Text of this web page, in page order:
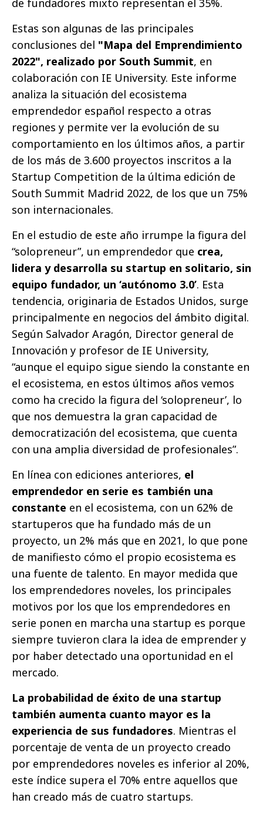
de fundadores mixto representan el 35%.
Estas son algunas de las principales
conclusiones del "Mapa del Emprendimiento
2022", realizado por South Summit, en
colaboración con IE University. Este informe
analiza la situación del ecosistema
emprendedor español respecto a otras
regiones y permite ver la evolución de su
comportamiento en los últimos años, a partir
de los más de 3.600 proyectos inscritos a la
Startup Competition de la última edición de
South Summit Madrid 2022, de los que un 75%
son internacionales.
En el estudio de este año irrumpe la figura del
“solopreneur”, un emprendedor que crea,
lidera y desarrolla su startup en solitario, sin
equipo fundador, un ‘autónomo 3.0’. Esta
tendencia, originaria de Estados Unidos, surge
principalmente en negocios del ámbito digital.
Según Salvador Aragón, Director general de
Innovación y profesor de IE University,
“aunque el equipo sigue siendo la constante en
el ecosistema, en estos últimos años vemos
como ha crecido la figura del ‘solopreneur’, lo
que nos demuestra la gran capacidad de
democratización del ecosistema, que cuenta
con una amplia diversidad de profesionales”.
En línea con ediciones anteriores, el
emprendedor en serie es también una
constante en el ecosistema, con un 62% de
startuperos que ha fundado más de un
proyecto, un 2% más que en 2021, lo que pone
de manifiesto cómo el propio ecosistema es
una fuente de talento. En mayor medida que
los emprendedores noveles, los principales
motivos por los que los emprendedores en
serie ponen en marcha una startup es porque
siempre tuvieron clara la idea de emprender y
por haber detectado una oportunidad en el
mercado.
La probabilidad de éxito de una startup
también aumenta cuanto mayor es la
experiencia de sus fundadores. Mientras el
porcentaje de venta de un proyecto creado
por emprendedores noveles es inferior al 20%,
este índice supera el 70% entre aquellos que
han creado más de cuatro startups.